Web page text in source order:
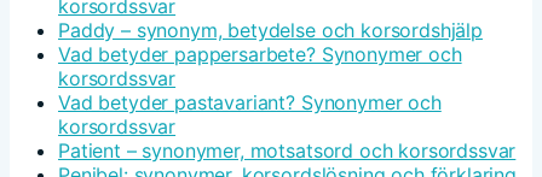
korsordssvar
Paddy – synonym, betydelse och korsordshjälp
Vad betyder pappersarbete? Synonymer och
korsordssvar
Vad betyder pastavariant? Synonymer och
korsordssvar
Patient – synonymer, motsatsord och korsordssvar